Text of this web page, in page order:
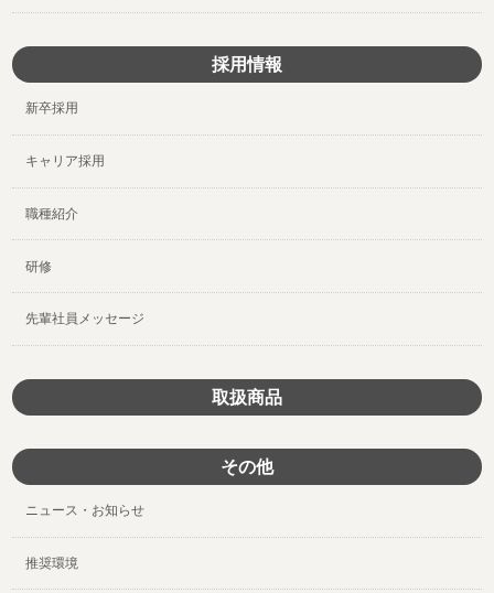
採用情報
新卒採用
キャリア採用
職種紹介
研修
先輩社員メッセージ
取扱商品
その他
ニュース・お知らせ
推奨環境